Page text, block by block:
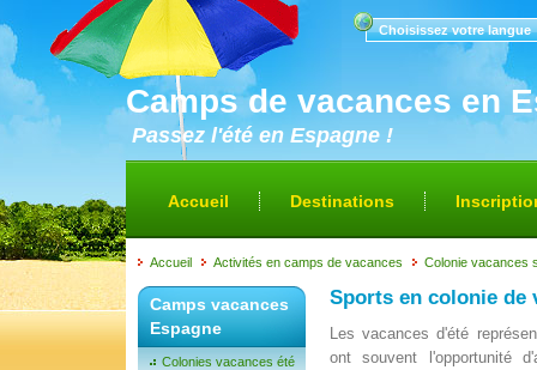
Camps de vacances en
Passez l'été en Espagne !
Choisissez votre langue
Accueil Destinations
Accueil Activités en camps de vacances Colonie vacances
Camps vacances
Espagne
Colonies vacances été
Sports en colonie de
Les vacances d'été
ont souvent l'opportunité